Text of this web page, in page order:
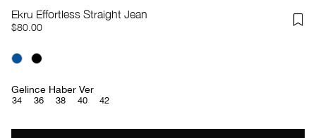
Ekru Effortless Straight Jean
$80.00
Gelince Haber Ver
34 36 38 40 42